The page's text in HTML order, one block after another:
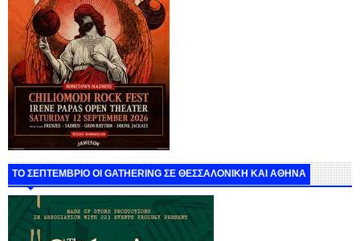
ΤΟ ΣΕΠΤΕΜΒΡΙΟ ΟΙ GATHERING ΣΕ ΘΕΣΣΑΛΟΝΙΚΗ ΚΑΙ ΑΘΗΝΑ